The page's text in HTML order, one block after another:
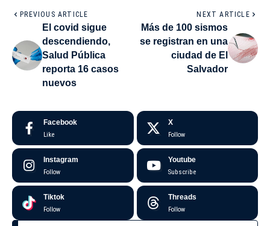
PREVIOUS ARTICLE
El covid sigue
descendiendo,
Salud Pública
reporta 16 casos
nuevos
NEXT ARTICLE
Más de 100 sismos
se registran en una
ciudad de El
Salvador
Facebook
Like
X
Follow
Instagram
Follow
Youtube
Subscribe
Tiktok
Follow
Threads
Follow